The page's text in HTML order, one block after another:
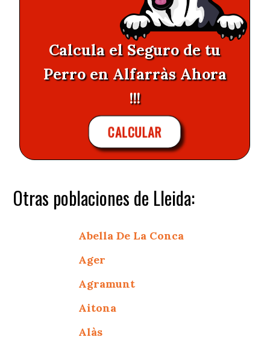
Calcula el Seguro de tu
Perro en Alfarràs Ahora
!!!
CALCULAR
Otras poblaciones de Lleida:
Abella De La Conca
Ager
Agramunt
Aitona
Alàs